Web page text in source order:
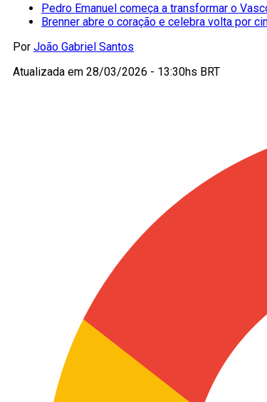
Pedro Emanuel começa a transformar o
Brenner abre o coração e celebra volta por
Por João Gabriel Santos
Atualizada em 28/03/2026 - 13:30hs BRT